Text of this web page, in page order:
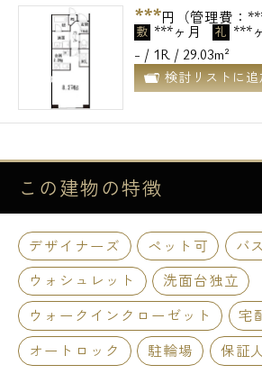
***円（管理費：
敷 ***ヶ月 礼 ***
- / 1R / 29.03m²
検討リストに
この建物の特徴
デザイナーズ ペット可
バ
ウォシュレット
洗面台独立
ウォークインクローゼット
宅
オートロック
駐輪場 保証